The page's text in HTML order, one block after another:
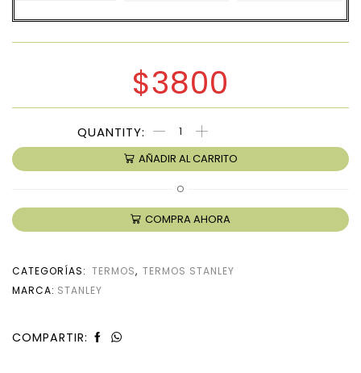
$3800
AÑADIR AL CARRITO
O
COMPRA AHORA
CATEGORÍAS: TERMOS, TERMOS STANLEY
MARCA: STANLEY
COMPARTIR: